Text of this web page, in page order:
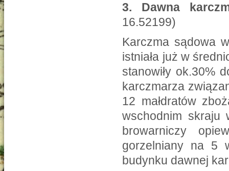
3. Dawna
16.52199)
Karczma sądowa
istniała już w
stanowiły ok.30%
karczmarza
12 małdratów
wschodnim skraju
browarniczy
gorzelniany na 5
budynku dawnej